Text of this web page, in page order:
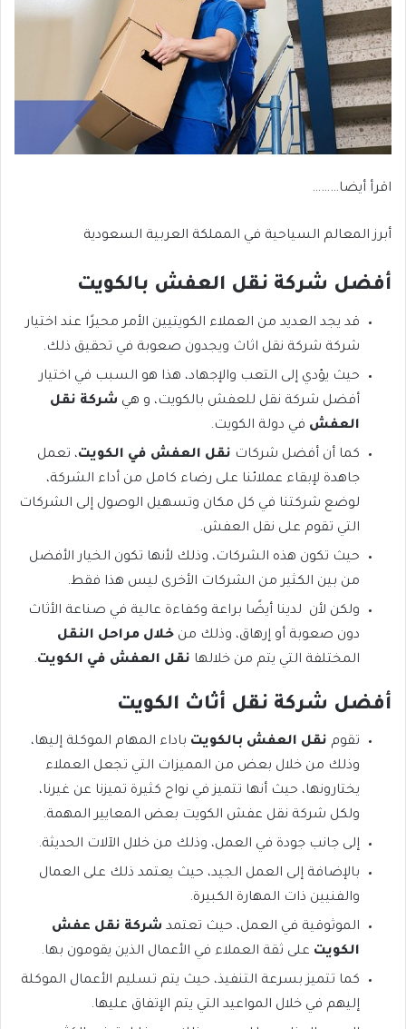
اقرأ أيضا………
أبرز المعالم السياحية في المملكة العربية السعودية
أفضل شركة نقل العفش بالكويت
قد يجد العديد من العملاء الكويتيين الأمر محيرًا عند اختيار
شركة شركة نقل اثاث ويجدون صعوبة في تحقيق ذلك.
حيث يؤدي إلى التعب والإجهاد، هذا هو السبب في اختيار
أفضل شركة نقل للعفش بالكويت، و هي شركة نقل
العفش في دولة الكويت.
كما أن أفضل شركات نقل العفش في الكويت، تعمل
جاهدة لإبقاء عملائنا على رضاء كامل من أداء الشركة،
لوضع شركتنا في كل مكان وتسهيل الوصول إلى الشركات
التي تقوم على نقل العفش.
حيث تكون هذه الشركات، وذلك لأنها تكون الخيار الأفضل
من بين الكثير من الشركات الأخرى ليس هذا فقط.
ولكن لأن لدينا أيضًا براعة وكفاءة عالية في صناعة الأثاث
دون صعوبة أو إرهاق، وذلك من خلال مراحل النقل
المختلفة التي يتم من خلالها نقل العفش في الكويت.
أفضل شركة نقل أثاث الكويت
تقوم نقل العفش بالكويت باداء المهام الموكلة إليها،
وذلك من خلال بعض من المميزات التي تجعل العملاء
يختارونها، حيث أنها تتميز في نواح كثيرة تميزنا عن غيرنا،
ولكل شركة نقل عفش الكويت بعض المعايير المهمة.
إلى جانب جودة في العمل، وذلك من خلال الآلات الحديثة.
بالإضافة إلى العمل الجيد، حيث يعتمد ذلك على العمال
والفنيين ذات المهارة الكبيرة.
الموثوقية في العمل، حيث تعتمد شركة نقل عفش
الكويت على ثقة العملاء في الأعمال الذين يقومون بها.
كما تتميز بسرعة التنفيذ، حيث يتم تسليم الأعمال الموكلة
إليهم في خلال المواعيد التي يتم الإتفاق عليها.